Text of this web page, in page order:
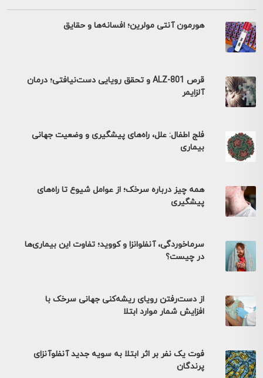
هورمون آنتی مولرین؛ افسانه‌ها و حقایق
قرص ALZ-801 و تحقق رویایی دست‌نیافتی؛ درمان
آلزایمر
فلج اطفال: علل، راه‌های پیشگیری و وضعیت جهانی
بیماری
همه چیز درباره سرخک؛ از عوامل شیوع تا راه‌های
پیشگیری
سرماخوردگی، آنفلوانزا و کووید؛ تفاوت این بیماری‌ها
در چیست؟
از دست‌رفتن رویای ریشه‌کنی جهانی سرخک با
افزایش شمار موارد ابتلا
فوت یک نفر بر اثر ابتلا به سویه جدید آنفلوآنزای
پرندگان